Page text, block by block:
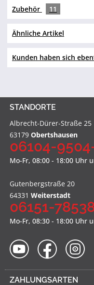
Zubehör 11
Ähnliche Artikel
Kunden haben sich
STANDORTE
Albrecht-Dürer-Straße 25
63179 Obertshausen
06104-
Mo-Fr, 08:00 - 18:00 Uhr
Gutenbergstraße 20
64331 Weiterstadt
06151-
Mo-Fr, 08:30 - 18:00 Uhr
ZAHLUNGSARTEN